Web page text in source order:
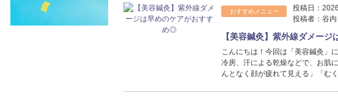
おすすめメニュー 投稿日：
投稿者： 谷
【美容鍼灸】紫外線ダメー
こんにちは！今回は「美容鍼灸」
冷房、汗による乾燥などで、お肌
んとなく顔が疲れて見える」「む